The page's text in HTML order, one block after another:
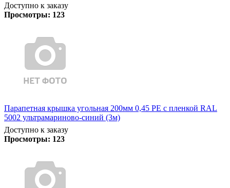
Доступно к заказу
Просмотры: 123
Парапетная крышка угольная 200мм 0,45 PE с пленкой RAL
5002 ультрамариново-синий (3м)
Доступно к заказу
Просмотры: 123